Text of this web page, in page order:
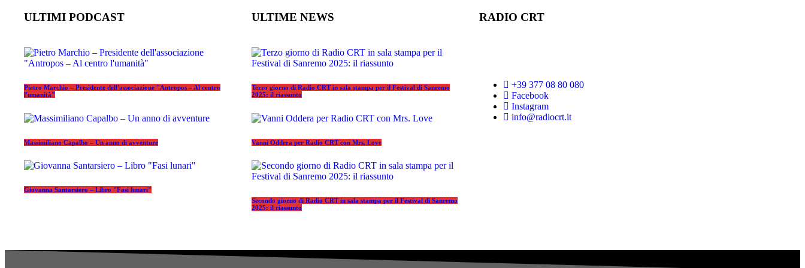
ULTIMI PODCAST
Pietro Marchio – Presidente dell'associazione "Antropos – Al centro
l'umanità"
Massimiliano Capalbo – Un anno di avventure
Giovanna Santarsiero – Libro "Fasi lunari"
ULTIME NEWS
Terzo giorno di Radio CRT in sala stampa per il Festival di Sanremo
2025: il riassunto
Vanni Oddera per Radio CRT con Mrs. Love
Secondo giorno di Radio CRT in sala stampa per il Festival di Sanremo
2025: il riassunto
RADIO CRT
+39 377 08 80 080
Facebook
Instagram
info@radiocrt.it